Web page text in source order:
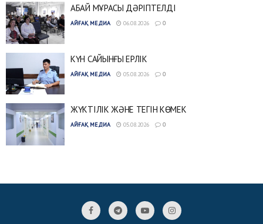
АБАЙ МҰРАСЫ ДӘРІПТЕЛДІ
АЙҒАҚ МЕДИА 06.08.2026 0
КҮН САЙЫНҒЫ ЕРЛІК
АЙҒАҚ МЕДИА 05.08.2026 0
ЖҮКТІЛІК ЖӘНЕ ТЕГІН КӨМЕК
АЙҒАҚ МЕДИА 05.08.2026 0